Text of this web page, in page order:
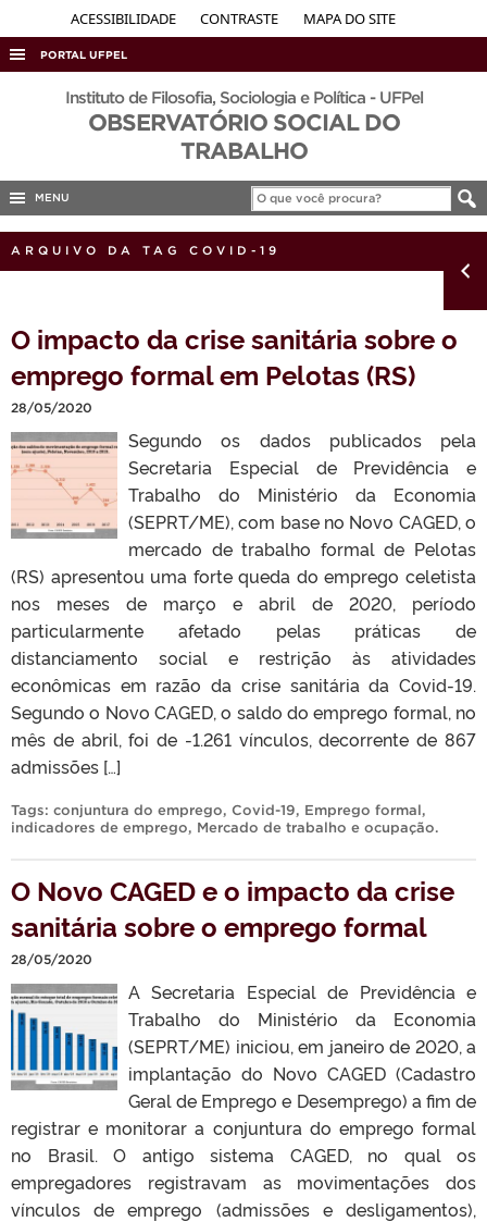
ACESSIBILIDADE CONTRASTE MAPA DO SITE
PORTAL UFPEL
ACESSO À INFORMAÇÃO
AUDITORIA
CONCURSOS
PORTARIAS
TELEFONES
Instituto de Filosofia, Sociologia e Política - UFPel
OBSERVATÓRIO SOCIAL DO
TRABALHO
MENU
ARQUIVO DA TAG COVID-19
O impacto da crise sanitária sobre o
emprego formal em Pelotas (RS)
28/05/2020
Segundo os dados publicados pela
Secretaria Especial de Previdência e
Trabalho do Ministério da Economia
(SEPRT/ME), com base no Novo CAGED, o
mercado de trabalho formal de Pelotas
(RS) apresentou uma forte queda do emprego celetista
nos meses de março e abril de 2020, período
particularmente afetado pelas práticas de
distanciamento social e restrição às atividades
econômicas em razão da crise sanitária da Covid-19.
Segundo o Novo CAGED, o saldo do emprego formal, no
mês de abril, foi de -1.261 vínculos, decorrente de 867
admissões […]
Tags: conjuntura do emprego, Covid-19, Emprego formal,
indicadores de emprego, Mercado de trabalho e ocupação.
O Novo CAGED e o impacto da crise
sanitária sobre o emprego formal
28/05/2020
A Secretaria Especial de Previdência e
Trabalho do Ministério da Economia
(SEPRT/ME) iniciou, em janeiro de 2020, a
implantação do Novo CAGED (Cadastro
Geral de Emprego e Desemprego) a fim de
registrar e monitorar a conjuntura do emprego formal
no Brasil. O antigo sistema CAGED, no qual os
empregadores registravam as movimentações dos
vínculos de emprego (admissões e desligamentos),